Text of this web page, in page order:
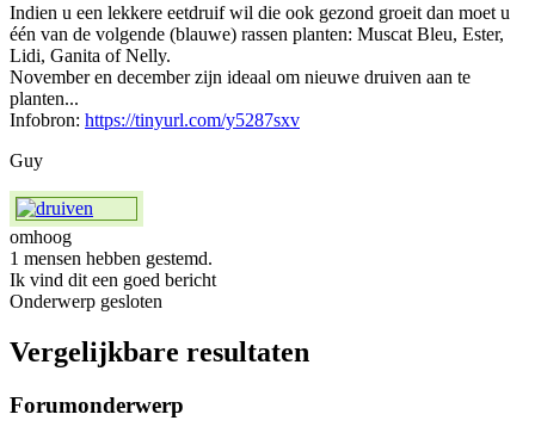
Indien u een lekkere eetdruif wil die ook gezond groeit dan moet u
één van de volgende (blauwe) rassen planten: Muscat Bleu, Ester,
Lidi, Ganita of Nelly.
November en december zijn ideaal om nieuwe druiven aan te
planten...
Infobron: https://tinyurl.com/y5287sxv
Guy
omhoog
1 mensen hebben gestemd.
Ik vind dit een goed bericht
Onderwerp gesloten
Vergelijkbare resultaten
Forumonderwerp